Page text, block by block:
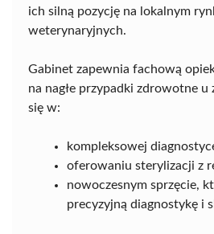
ich silną pozycję na lokalnym
weterynaryjnych.
Gabinet zapewnia fachową
na nagłe przypadki zdrowotne u
się w:
kompleksowej
oferowaniu sterylizacji z
nowoczesnym sprzęcie,
precyzyjną diagnostykę i